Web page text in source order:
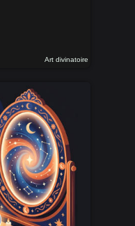
Art divinatoire